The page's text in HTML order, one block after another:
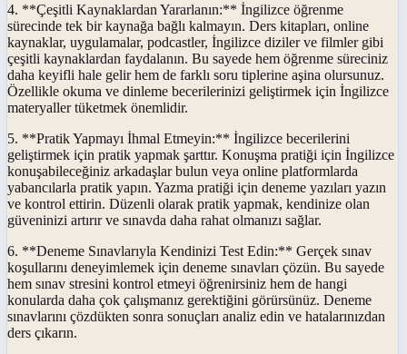
4. **Çeşitli Kaynaklardan Yararlanın:** İngilizce öğrenme
sürecinde tek bir kaynağa bağlı kalmayın. Ders kitapları, online
kaynaklar, uygulamalar, podcastler, İngilizce diziler ve filmler gibi
çeşitli kaynaklardan faydalanın. Bu sayede hem öğrenme süreciniz
daha keyifli hale gelir hem de farklı soru tiplerine aşina olursunuz.
Özellikle okuma ve dinleme becerilerinizi geliştirmek için İngilizce
materyaller tüketmek önemlidir.
5. **Pratik Yapmayı İhmal Etmeyin:** İngilizce becerilerini
geliştirmek için pratik yapmak şarttır. Konuşma pratiği için İngilizce
konuşabileceğiniz arkadaşlar bulun veya online platformlarda
yabancılarla pratik yapın. Yazma pratiği için deneme yazıları yazın
ve kontrol ettirin. Düzenli olarak pratik yapmak, kendinize olan
güveninizi artırır ve sınavda daha rahat olmanızı sağlar.
6. **Deneme Sınavlarıyla Kendinizi Test Edin:** Gerçek sınav
koşullarını deneyimlemek için deneme sınavları çözün. Bu sayede
hem sınav stresini kontrol etmeyi öğrenirsiniz hem de hangi
konularda daha çok çalışmanız gerektiğini görürsünüz. Deneme
sınavlarını çözdükten sonra sonuçları analiz edin ve hatalarınızdan
ders çıkarın.